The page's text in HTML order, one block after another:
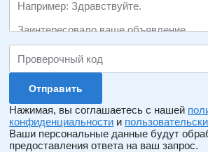
Нажимая, вы соглашаетесь с нашей
конфиденциальности и
Ваши персональные данные будут
предоставления ответа на ваш запрос.